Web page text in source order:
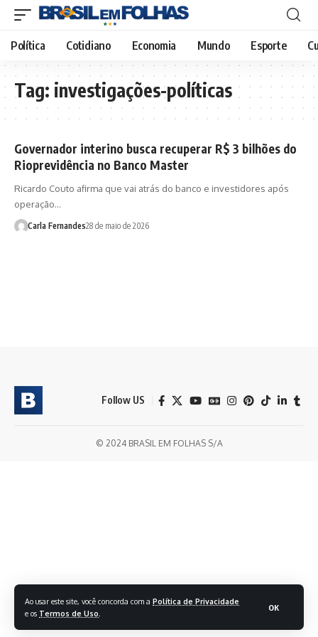
Ao usar este site, você concorda com a Política de Privacidade
e os Termos de Uso
OK
Política Cotidiano Economia Mundo Esporte
Tag: investigações-políticas
Governador interino busca recuperar R$ 3 bilhões do
Rioprevidência no Banco Master
Ricardo Couto afirma que vai atrás do banco e investidores após
operação…
Carla Fernandes28 de maio de 2026
Follow US
© 2024 BRASIL EM FOLHAS S/A